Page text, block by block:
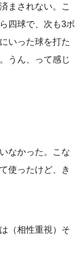
まされない。こ
四球で、次も3ボ
いった球を打た
うん、って感じ
なかった。こな
使ったけど、き
（相性重視）そ